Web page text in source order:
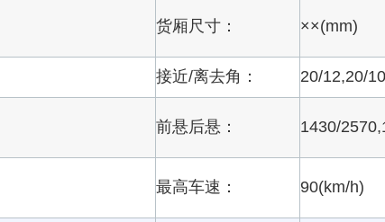
货厢尺寸： ××(mm)
接近/离去角：
20/12,20/
前悬后悬： 1430/
最高车速： 90(km/h)